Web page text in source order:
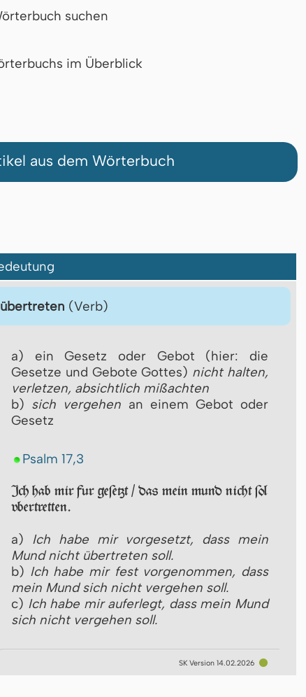
suchen
im Überblick
aus dem Wörterbuch
übertreten (Verb)
a) ein Gesetz oder Gebot (hier: die
Gesetze und Gebote Gottes) nicht hal­ten,
verletzen, absichtlich mißachten
b) sich vergehen an einem Gebot oder
Gesetz
Psalm 17,3
Jch hab mir fur geſetzt / das mein mund nicht ſol
vbertretten.
a) Ich habe mir vorgesetzt, dass mein
Mund nicht übertreten soll.
b) Ich habe mir fest vorgenommen, dass
mein Mund sich nicht vergehen soll.
c) Ich habe mir auferlegt, dass mein Mund
sich nicht vergehen soll.
SK Version 14.02.2026 ●